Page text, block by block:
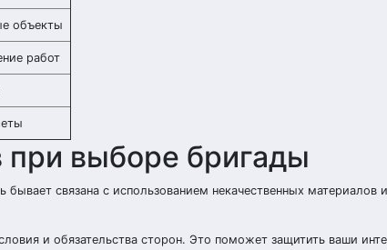
объекты
работ
при выборе бригады
связана с использованием некачественных материалов
и обязательства сторон. Это поможет защитить ваши